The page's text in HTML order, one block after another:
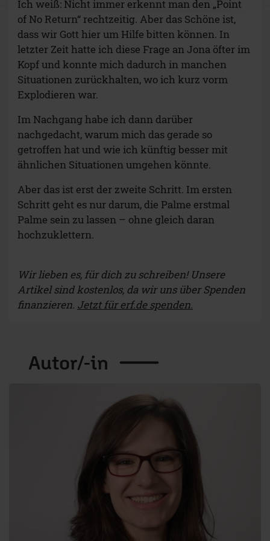
Ich weiß: Nicht immer erkennt man den „Point
of No Return“ rechtzeitig. Aber das Schöne ist,
dass wir Gott hier um Hilfe bitten können. In
letzter Zeit hatte ich diese Frage an Jona öfter im
Kopf und konnte mich dadurch in manchen
Situationen zurückhalten, wo ich kurz vorm
Explodieren war.
Im Nachgang habe ich dann darüber
nachgedacht, warum mich das gerade so
getroffen hat und wie ich künftig besser mit
ähnlichen Situationen umgehen könnte.
Aber das ist erst der zweite Schritt. Im ersten
Schritt geht es nur darum, die Palme erstmal
Palme sein zu lassen – ohne gleich daran
hochzuklettern.
Wir lieben es, für dich zu schreiben! Unsere
Artikel sind kostenlos, da wir uns über Spenden
finanzieren. Jetzt für erf.de spenden.
Autor/-in